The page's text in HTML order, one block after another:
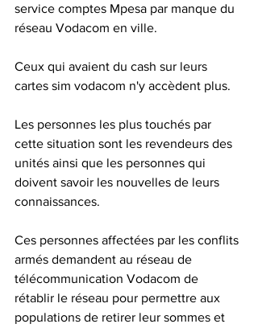
service comptes Mpesa par manque du
réseau Vodacom en ville.
Ceux qui avaient du cash sur leurs
cartes sim vodacom n'y accèdent plus.
Les personnes les plus touchés par
cette situation sont les revendeurs des
unités ainsi que les personnes qui
doivent savoir les nouvelles de leurs
connaissances.
Ces personnes affectées par les conflits
armés demandent au réseau de
télécommunication Vodacom de
rétablir le réseau pour permettre aux
populations de retirer leur sommes et